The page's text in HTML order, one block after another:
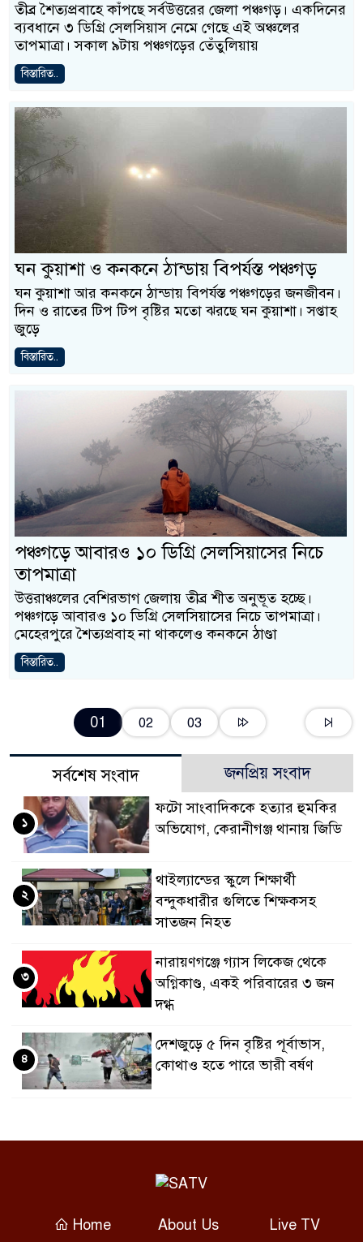
তীব্র শৈত্যপ্রবাহে কাঁপছে সর্বউত্তরের জেলা পঞ্চগড়। একদিনের
ব্যবধানে ৩ ডিগ্রি সেলসিয়াস নেমে গেছে এই অঞ্চলের
তাপমাত্রা। সকাল ৯টায় পঞ্চগড়ের তেঁতুলিয়ায়
বিস্তারিত..
ঘন কুয়াশা ও কনকনে ঠান্ডায় বিপর্যস্ত পঞ্চগড়
ঘন কুয়াশা আর কনকনে ঠান্ডায় বিপর্যস্ত পঞ্চগড়ের জনজীবন।
দিন ও রাতের টিপ টিপ বৃষ্টির মতো ঝরছে ঘন কুয়াশা। সপ্তাহ
জুড়ে
বিস্তারিত..
পঞ্চগড়ে আবারও ১০ ডিগ্রি সেলসিয়াসের নিচে
তাপমাত্রা
উত্তরাঞ্চলের বেশিরভাগ জেলায় তীব্র শীত অনুভূত হচ্ছে।
পঞ্চগড়ে আবারও ১০ ডিগ্রি সেলসিয়াসের নিচে তাপমাত্রা।
মেহেরপুরে শৈত্যপ্রবাহ না থাকলেও কনকনে ঠাণ্ডা
বিস্তারিত..
01 02 03
সর্বশেষ সংবাদ জনপ্রিয় সংবাদ
ফটো সাংবাদিককে হত্যার হুমকির
অভিযোগ, কেরানীগঞ্জ থানায় জিডি
১
থাইল্যান্ডের স্কুলে শিক্ষার্থী
বন্দুকধারীর গুলিতে শিক্ষকসহ
সাতজন নিহত
২
নারায়ণগঞ্জে গ্যাস লিকেজ থেকে
অগ্নিকাণ্ড, একই পরিবারের ৩ জন
দগ্ধ
৩
দেশজুড়ে ৫ দিন বৃষ্টির পূর্বাভাস,
কোথাও হতে পারে ভারী বর্ষণ
৪
নাগরিকত্ব নীতিতে ফের কঠোর ট্রাম্প
অস্ত্রের ঘাটতি স্বীকার করলেন ট্রাম্প,
হবে
Home About Us Live TV